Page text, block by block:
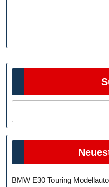
BMW E30 Touring